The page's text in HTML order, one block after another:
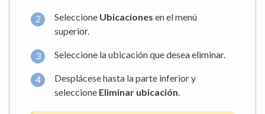
Seleccione Ubicaciones en el menú
superior.
Seleccione la ubicación que desea eliminar.
Desplácese hasta la parte inferior y
seleccione Eliminar ubicación